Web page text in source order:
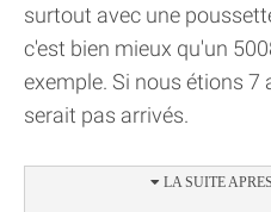
surtout avec une
c'est bien mieux qu'un
exemple. Si nous étions 7
serait pas arrivés.